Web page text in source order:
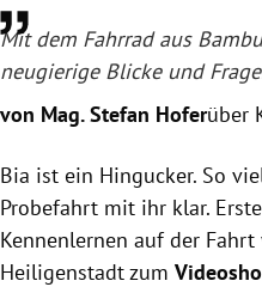
Mit dem Fahrradaus
neugierige Blicke und
von Mag. Stefan Hoferüber
Bia ist ein Hingucker. So
Probefahrt mit ihr klar.
Kennenlernen auf der
Heiligenstadt zum